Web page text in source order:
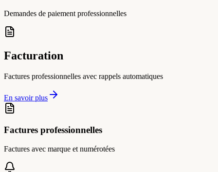
Demandes de paiement professionnelles
Facturation
Factures professionnelles avec rappels automatiques
En savoir plus
Factures professionnelles
Factures avec marque et numérotées